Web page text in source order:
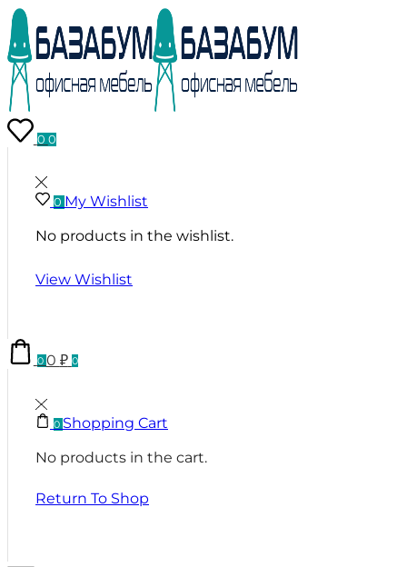
0 0
0 My Wishlist
No products in the wishlist.
View Wishlist
00 ₽ 0
0 Shopping Cart
No products in the cart.
Return To Shop